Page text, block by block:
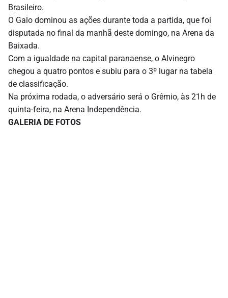
Brasileiro.
O Galo dominou as ações durante toda a partida, que foi
disputada no final da manhã deste domingo, na Arena da
Baixada.
Com a igualdade na capital paranaense, o Alvinegro
chegou a quatro pontos e subiu para o 3º lugar na tabela
de classificação.
Na próxima rodada, o adversário será o Grêmio, às 21h de
quinta-feira, na Arena Independência.
GALERIA DE FOTOS